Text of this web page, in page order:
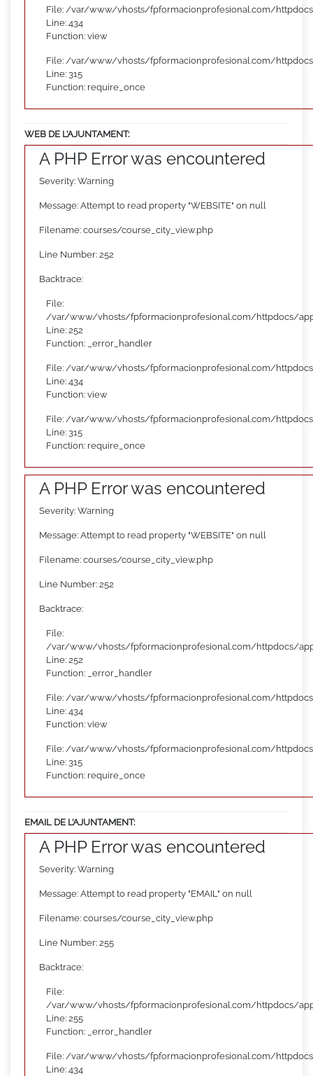
File: /var/www/vhosts/fpformacionprofesional.com/
Line: 434
Function: view
File: /var/www/vhosts/fpformacionprofesional.com/
Line: 315
Function: require_once
WEB DE L’AJUNTAMENT:
A PHP Error was encountered
Severity: Warning
Message: Attempt to read property "WEBSITE" on null
Filename: courses/course_city_view.php
Line Number: 252
Backtrace:
File:
/var/www/vhosts/fpformacionprofesional.com/httpdocs/
Line: 252
Function: _error_handler
File: /var/www/vhosts/fpformacionprofesional.com/
Line: 434
Function: view
File: /var/www/vhosts/fpformacionprofesional.com/
Line: 315
Function: require_once
A PHP Error was encountered
Severity: Warning
Message: Attempt to read property "WEBSITE" on null
Filename: courses/course_city_view.php
Line Number: 252
Backtrace:
File:
/var/www/vhosts/fpformacionprofesional.com/httpdocs/
Line: 252
Function: _error_handler
File: /var/www/vhosts/fpformacionprofesional.com/
Line: 434
Function: view
File: /var/www/vhosts/fpformacionprofesional.com/
Line: 315
Function: require_once
EMAIL DE L’AJUNTAMENT:
A PHP Error was encountered
Severity: Warning
Message: Attempt to read property "EMAIL" on null
Filename: courses/course_city_view.php
Line Number: 255
Backtrace:
File:
/var/www/vhosts/fpformacionprofesional.com/httpdocs/
Line: 255
Function: _error_handler
File: /var/www/vhosts/fpformacionprofesional.com/
Line: 434